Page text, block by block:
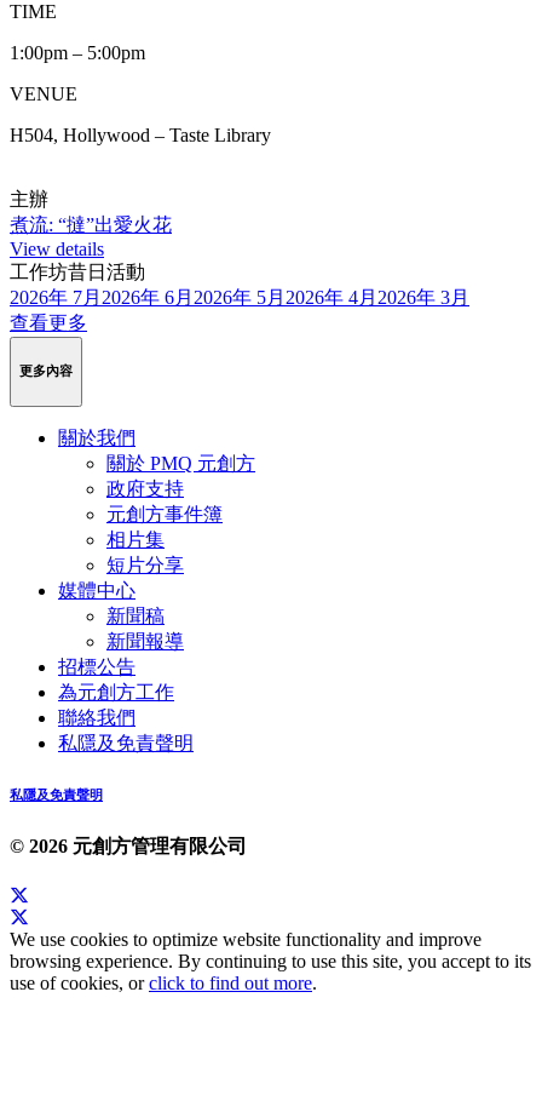
TIME
1:00pm – 5:00pm
VENUE
H504, Hollywood – Taste Library
主辦
煮流: “撻”出愛火花
View details
工作坊昔日活動
2026年 7月 2026年 6月 2026年 5月 2026年 4月 2026年 3月
查看更多
更多內容
關於我們
關於 PMQ 元創方
政府支持
元創方事件簿
相片集
短片分享
媒體中心
新聞稿
新聞報導
招標公告
為元創方工作
聯絡我們
私隱及免責聲明
私隱及免責聲明
© 2026 元創方管理有限公司
We use cookies to optimize website functionality and improve
browsing experience. By continuing to use this site, you accept to its
use of cookies, orclick to find out more.